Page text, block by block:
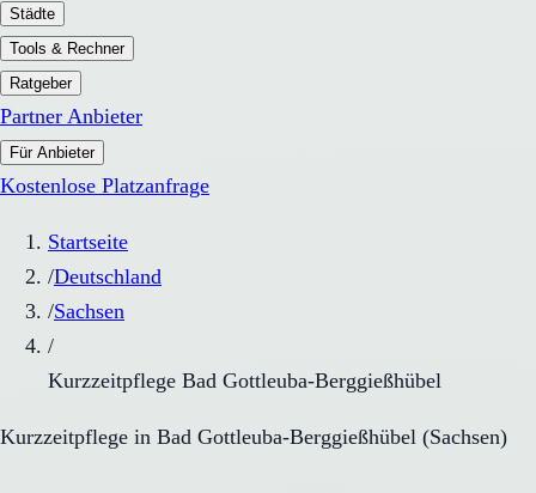
Städte
Tools & Rechner
Ratgeber
Partner Anbieter
Für Anbieter
Kostenlose Platzanfrage
Startseite
/Deutschland
/Sachsen
/
Kurzzeitpflege Bad Gottleuba-Berggießhübel
Kurzzeitpflege in Bad Gottleuba-Berggießhübel (Sachsen)